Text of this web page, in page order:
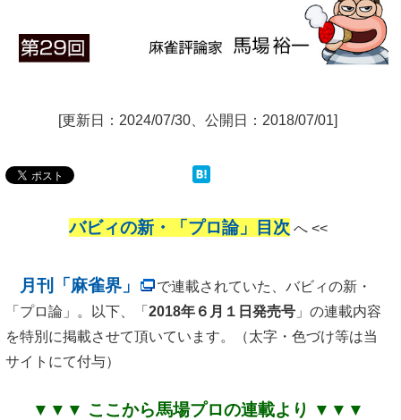
[更新日：2024/07/30、公開日：2018/07/01]
バビィの新・「プロ論」目次 へ <<
月刊「麻雀界」
で連載されていた、バビィの新・
「プロ論」。以下、「 2018年６月１日発売号 」の連載内容
を特別に掲載させて頂いています。（太字・色づけ等は当
サイトにて付与）
▼▼▼ ここから馬場プロの連載より ▼▼▼